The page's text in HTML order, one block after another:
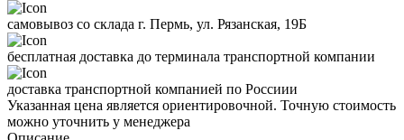
самовывоз со склада г. Пермь, ул. Рязанская, 19Б
бесплатная доставка до терминала транспортной компании
доставка транспортной компанией по Россиии
Указанная цена является ориентировочной. Точную стоимость
можно уточнить у менеджера